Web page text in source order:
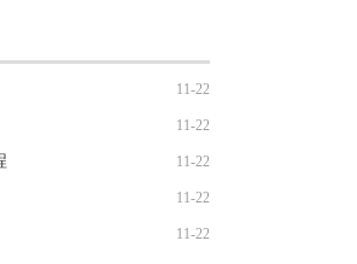
11-22
11-22
11-22
11-22
11-22